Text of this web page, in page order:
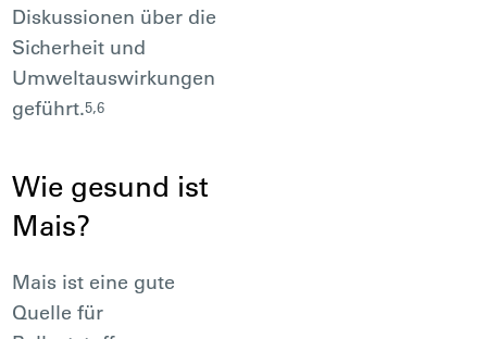
Diskussionen über die
Sicherheit und
Umweltauswirkungen
geführt.5,6
Wie gesund ist
Mais?
Mais ist eine gute
Quelle für